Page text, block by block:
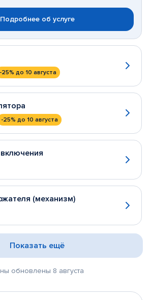
Подробнее об услуге
-25% до 10 августа
-25% до 10 августа
(механизм)
обновлены 8 августа
Показать ещё